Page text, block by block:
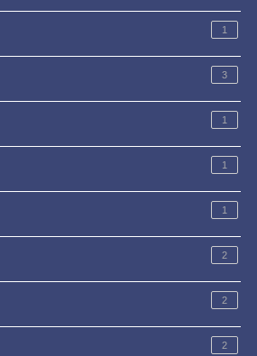
1
3
1
1
1
2
2
2